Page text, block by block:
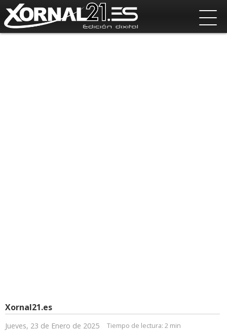
Xornal21.es
Jueves, 23 de Enero de 2025 Tiempo de lectura: 2 min